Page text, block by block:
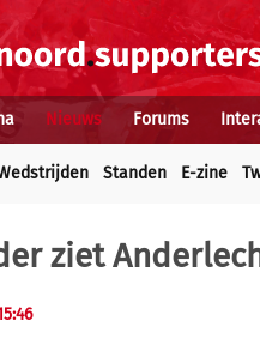
Nieuws Forums
Standen E-zine
ziet